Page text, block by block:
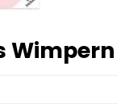
Wimpern